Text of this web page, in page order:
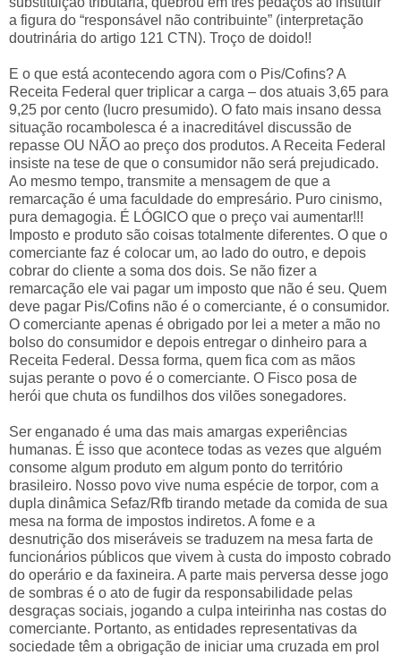
a figura do “responsável não contribuinte” (interpretação
doutrinária do artigo 121 CTN). Troço de doido!!
E o que está acontecendo agora com o Pis/Cofins? A
Receita Federal quer triplicar a carga – dos atuais 3,65 para
9,25 por cento (lucro presumido). O fato mais insano dessa
situação rocambolesca é a inacreditável discussão de
repasse OU NÃO ao preço dos produtos. A Receita Federal
insiste na tese de que o consumidor não será prejudicado.
Ao mesmo tempo, transmite a mensagem de que a
remarcação é uma faculdade do empresário. Puro cinismo,
pura demagogia. É LÓGICO que o preço vai aumentar!!!
Imposto e produto são coisas totalmente diferentes. O que o
comerciante faz é colocar um, ao lado do outro, e depois
cobrar do cliente a soma dos dois. Se não fizer a
remarcação ele vai pagar um imposto que não é seu. Quem
deve pagar Pis/Cofins não é o comerciante, é o consumidor.
O comerciante apenas é obrigado por lei a meter a mão no
bolso do consumidor e depois entregar o dinheiro para a
Receita Federal. Dessa forma, quem fica com as mãos
sujas perante o povo é o comerciante. O Fisco posa de
herói que chuta os fundilhos dos vilões sonegadores.
Ser enganado é uma das mais amargas experiências
humanas. É isso que acontece todas as vezes que alguém
consome algum produto em algum ponto do território
brasileiro. Nosso povo vive numa espécie de torpor, com a
dupla dinâmica Sefaz/Rfb tirando metade da comida de sua
mesa na forma de impostos indiretos. A fome e a
desnutrição dos miseráveis se traduzem na mesa farta de
funcionários públicos que vivem à custa do imposto cobrado
do operário e da faxineira. A parte mais perversa desse jogo
de sombras é o ato de fugir da responsabilidade pelas
desgraças sociais, jogando a culpa inteirinha nas costas do
comerciante. Portanto, as entidades representativas da
sociedade têm a obrigação de iniciar uma cruzada em prol